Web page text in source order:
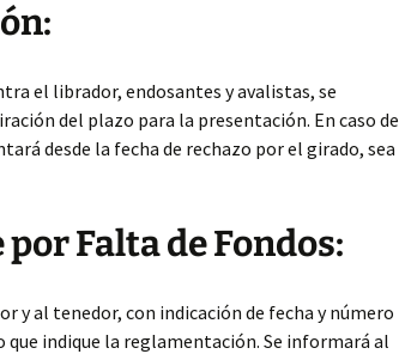
el librador, endosantes y avalistas, se
del plazo para la presentación. En caso de
desde la fecha de rechazo por el girado, sea
por Falta de Fondos:
y al tenedor, con indicación de fecha y número
indique la reglamentación. Se informará al